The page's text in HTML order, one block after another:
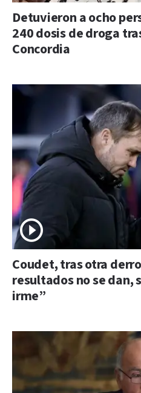
Detuvieron a ocho
240 dosis de droga
Concordia
Coudet, tras otra
resultados no se dan,
irme”